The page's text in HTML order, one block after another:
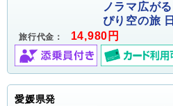
ノラマ広が
ぴり空の旅
旅行代金： 14,980円
愛媛県発